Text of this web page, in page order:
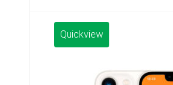
Quickview